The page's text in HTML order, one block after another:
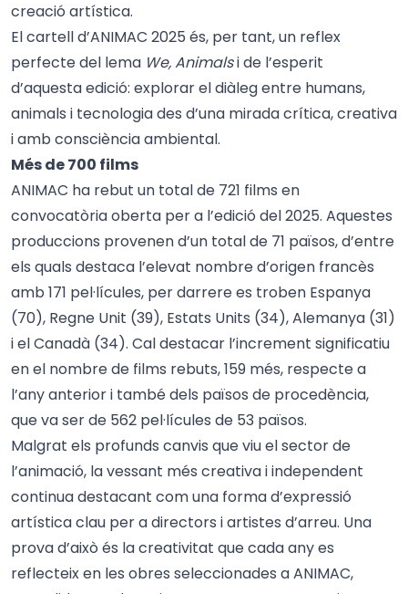
creació artística.
El cartell d’ANIMAC 2025 és, per tant, un reflex
perfecte del lema We, Animalsi de l’esperit
d’aquesta edició: explorar el diàleg entre humans,
animals i tecnologia des d’una mirada crítica, creativa
i amb consciència ambiental.
Més de 700 films
ANIMAC ha rebut un total de 721 films en
convocatòria oberta per a l’edició del 2025. Aquestes
produccions provenen d’un total de 71 països, d’entre
els quals destaca l’elevat nombre d’origen francès
amb 171 pel·lícules, per darrere es troben Espanya
(70), Regne Unit (39), Estats Units (34), Alemanya (31)
i el Canadà (34). Cal destacar l’increment significatiu
en el nombre de films rebuts, 159 més, respecte a
l’any anterior i també dels països de procedència,
que va ser de 562 pel·lícules de 53 països.
Malgrat els profunds canvis que viu el sector de
l’animació, la vessant més creativa i independent
continua destacant com una forma d’expressió
artística clau per a directors i artistes d’arreu. Una
prova d’això és la creativitat que cada any es
reflecteix en les obres seleccionades a ANIMAC,